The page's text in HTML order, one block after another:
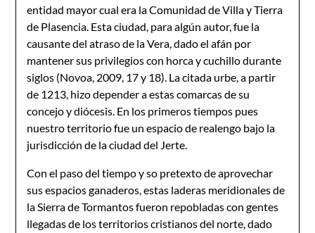
entidad mayor cual era la Comunidad de Villa y Tierra
de Plasencia. Esta ciudad, para algún autor, fue la
causante del atraso de la Vera, dado el afán por
mantener sus privilegios con horca y cuchillo durante
siglos (Novoa, 2009, 17 y 18). La citada urbe, a partir
de 1213, hizo depender a estas comarcas de su
concejo y diócesis. En los primeros tiempos pues
nuestro territorio fue un espacio de realengo bajo la
jurisdicción de la ciudad del Jerte.
Con el paso del tiempo y so pretexto de aprovechar
sus espacios ganaderos, estas laderas meridionales de
la Sierra de Tormantos fueron repobladas con gentes
llegadas de los territorios cristianos del norte, dado